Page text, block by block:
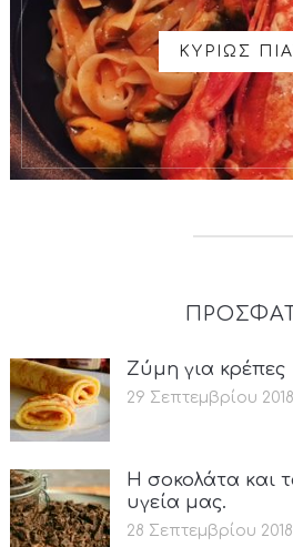
ΚΥΡΙΩΣ
Ζύμη για κρέπες
29 Σεπτεμβρίου 2018
Η σοκολάτα και
υγεία μας.
28 Σεπτεμβρίου 2018